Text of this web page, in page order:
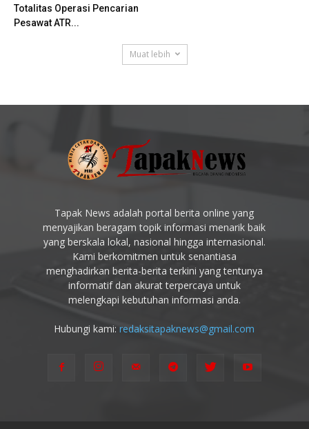
Totalitas Operasi Pencarian
Pesawat ATR...
Muat lebih
Tapak News adalah portal berita online yang
menyajikan beragam topik informasi menarik baik
yang berskala lokal, nasional hingga internasional.
Kami berkomitmen untuk senantiasa
menghadirkan berita-berita terkini yang tentunya
informatif dan akurat terpercaya untuk
melengkapi kebutuhan informasi anda.
Hubungi kami:redaksitapaknews@gmail.com